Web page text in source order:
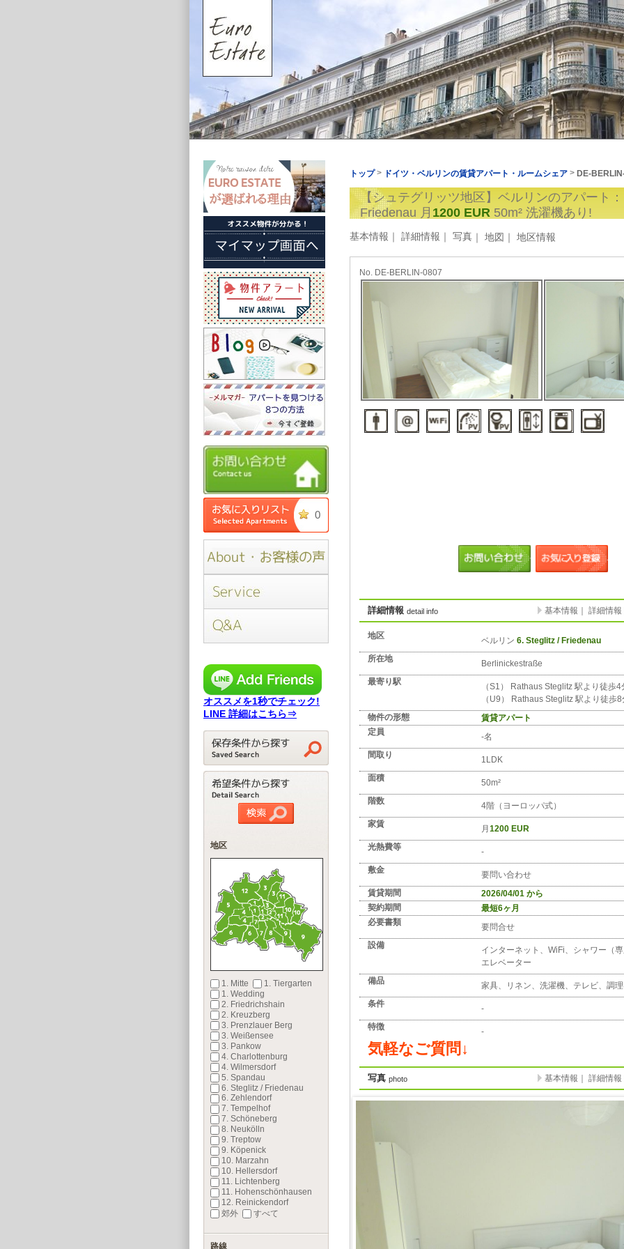
0
オススメを1秒でチェック!
LINE 詳細はこちら⇒
地区
1. Mitte
1. Tiergarten
1. Wedding
2. Friedrichshain
2. Kreuzberg
3. Prenzlauer Berg
3. Weißensee
3. Pankow
4. Charlottenburg
4. Wilmersdorf
5. Spandau
6. Steglitz / Friedenau
6. Zehlendorf
7. Tempelhof
7. Schöneberg
8. Neukölln
9. Treptow
9. Köpenick
10. Marzahn
10. Hellersdorf
11. Lichtenberg
11. Hohenschönhausen
12. Reinickendorf
郊外
すべて
路線
トップ > ドイツ・ベルリンの賃貸アパート・ルームシェア > DE-
【シュテグリッツ地区】ベルリンのアパート： 6. Steglitz /
Friedenau 月1200 EUR50m² 洗濯機あり!
基本情報 ｜ 詳細情報 ｜ 写真 ｜ 地図 ｜ 地区情報
No. DE-BERLIN-0807
詳細情報 detail info 基本情報 詳細情報
地区 ベルリン 6. Steglitz / Friedenau
所在地
Berlinickestraße
最寄り駅
（S1） Rathaus Steglitz 駅より徒歩4
（U9） Rathaus Steglitz 駅より徒歩8
物件の形態
賃貸アパート
定員
-名
間取り
1LDK
面積
50m²
階数
4階（ヨーロッパ式）
家賃
月 1200 EUR
光熱費等
-
敷金
要問い合わせ
賃貸期間
2026/04/01 から
契約期間
最短6ヶ月
必要書類
要問合せ
設備
インターネット、WiFi、シャワー（
エレベーター
備品
家具、リネン、洗濯機、テレビ、調
条件
-
特徴
-
気軽なご質問↓
写真 photo 基本情報 詳細情報